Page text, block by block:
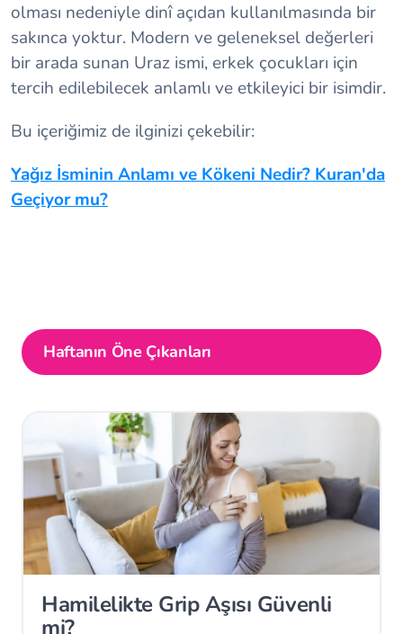
olması nedeniyle dinî açıdan kullanılmasında bir
sakınca yoktur. Modern ve geleneksel değerleri
bir arada sunan Uraz ismi, erkek çocukları için
tercih edilebilecek anlamlı ve etkileyici bir isimdir.
Bu içeriğimiz de ilginizi çekebilir:
Yağız İsminin Anlamı ve Kökeni Nedir? Kuran'da
Geçiyor mu?
Haftanın Öne Çıkanları
Hamilelikte Grip Aşısı Güvenli
mi?